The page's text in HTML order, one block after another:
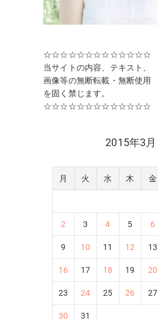
☆☆☆☆☆☆☆☆☆☆☆☆☆
当サイトの内容、テキスト、
画像等の無断転載・無断使用
を固く禁じます。
☆☆☆☆☆☆☆☆☆☆☆☆☆
2015年3月
月 火 水 木 金
2 3 4 5 6
9 10 11 12 13
16 17 18 19 20
23 24 25 26 27
30
31